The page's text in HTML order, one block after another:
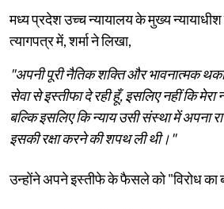
मध्य प्रदेश उच्च न्यायालय के मुख्य
त्यागपत्र में, शर्मा ने लिखा,
"अपनी पूरी नैतिक शक्ति और भावनात्मक
सेवा से इस्तीफा दे रही हूँ, इसलिए नहीं कि मेरा
बल्कि इसलिए कि न्याय उसी संस्था में अपना
इसकी रक्षा करने की शपथ ली थी।"
उन्होंने अपने इस्तीफे के फैसले को "विरोध का